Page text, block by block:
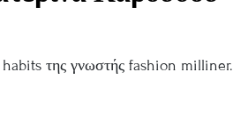
habits της γνωστής fashion milliner.